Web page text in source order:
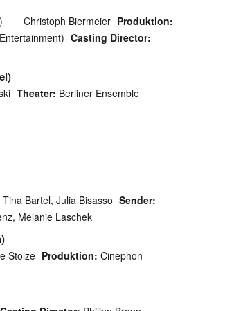
Christoph Biermeier Produktion:
Casting Director:
Theater: Berliner Ensemble
Bartel, Julia Bisasso Sender:
Melanie Laschek
Stolze Produktion: Cinephon